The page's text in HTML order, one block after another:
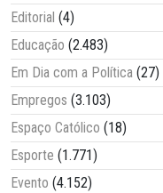
Editorial (4)
Educação (2.483)
Em Dia com a Política (27)
Empregos (3.103)
Espaço Católico (18)
Esporte (1.771)
Evento (4.152)